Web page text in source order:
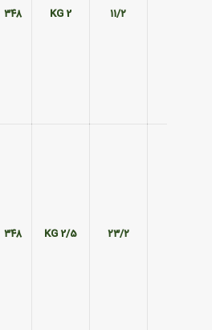
۱۱/۲ 2 KG ۳۴۸
۲۳/۲ 2/5 KG ۳۴۸